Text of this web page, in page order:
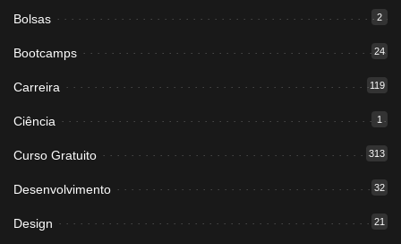
Bolsas 2
Bootcamps 24
Carreira 119
Ciência 1
Curso Gratuito 313
Desenvolvimento 32
Design 21